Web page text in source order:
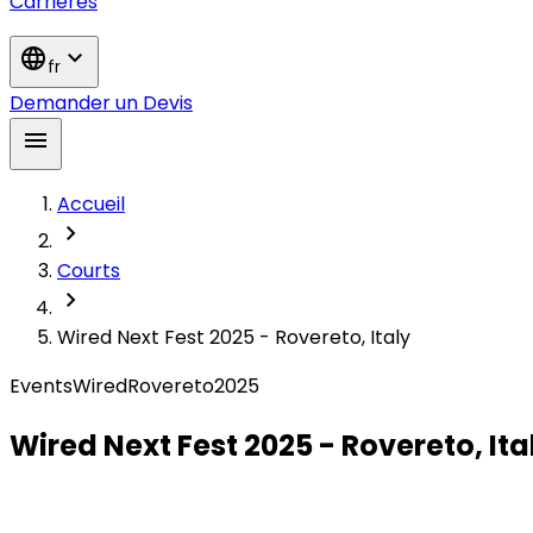
languagefr expand_more
Demander un Devis
menu
Accueil
chevron_right
Courts
chevron_right
Wired Next Fest 2025 - Rovereto, Italy
EventsWiredRovereto2025
Wired Next Fest 2025 - Rovereto,